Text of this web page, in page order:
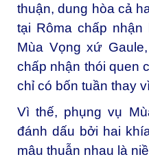
thuận, dung hòa cả
tại Rôma chấp
Mùa Vọng xứ
chấp nhận thói quen
chỉ có bốn tuần thay
Vì thế, phụng vụ
đánh dấu bởi hai
mâu thuẫn nhau là